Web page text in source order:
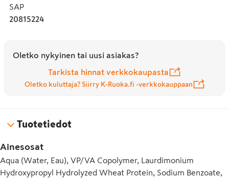
SAP
20815224
Oletko nykyinen tai uusi asiakas?
Tarkista hinnat verkkokaupasta
Oletko kuluttaja? Siirry K-Ruoka.fi -verkkokauppaan
Tuotetiedot
Ainesosat
Aqua (Water, Eau), VP/VA Copolymer, Laurdimonium
Hydroxypropyl Hydrolyzed Wheat Protein, Sodium Benzoate,